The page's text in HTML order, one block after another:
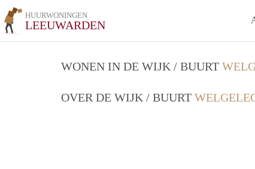
HUURWONINGEN
LEEUWARDEN
WONEN IN DE WIJK / BUURT
OVER DE WIJK / BUURT